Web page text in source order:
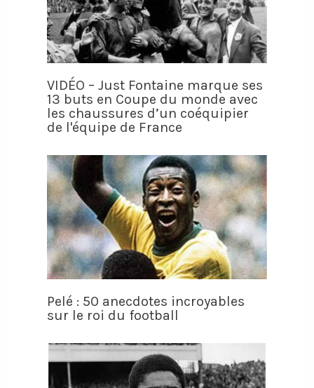
VIDÉO – Just Fontaine marque ses
13 buts en Coupe du monde avec
les chaussures d’un coéquipier
de l'équipe de France
Pelé : 50 anecdotes incroyables
sur le roi du football